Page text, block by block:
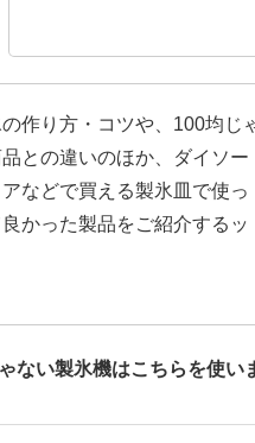
作り方・コツや、100均じ
との違いのほか、ダイソー
などで買える製氷皿で使っ
かった製品をご紹介するッ
ない製氷機はこちらを使い